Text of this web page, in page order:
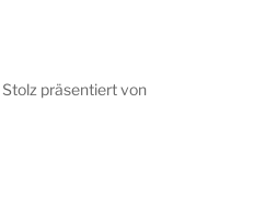
Stolz präsentiert von